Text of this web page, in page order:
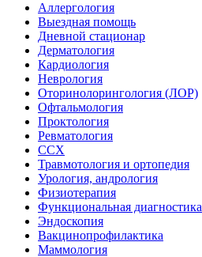
Аллергология
Выездная помощь
Дневной стационар
Дерматология
Кардиология
Неврология
Оторинолорингология (ЛОР)
Офтальмология
Проктология
Ревматология
ССХ
Травмотология и ортопедия
Урология, андрология
Физиотерапия
Функциональная диагностика
Эндоскопия
Вакцинопрофилактика
Маммология